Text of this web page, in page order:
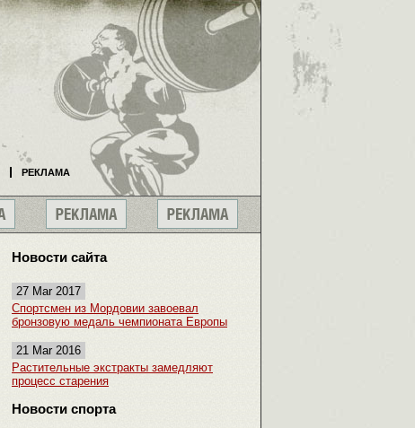
Новости сайта
27 Mar 2017
Спортсмен из Мордовии завоевал
бронзовую медаль чемпионата Европы
21 Mar 2016
Растительные экстракты замедляют
процесс старения
Новости спорта
РЕКЛАМА